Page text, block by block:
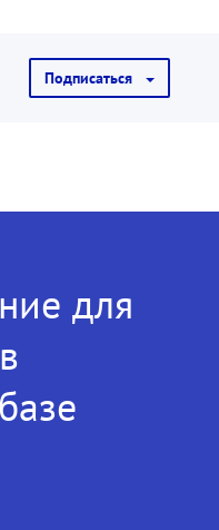
Подписаться
для